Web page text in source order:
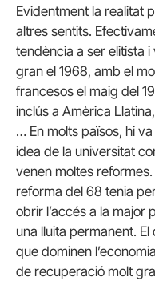
Evidentment la realitat
altres sentits.
tendència a ser elitista
gran el 1968, amb el
francesos el maig del
inclús a Amèrica
… En molts països, hi
idea de la universitat
venen moltes
reforma del 68 tenia
obrir l’accés a la major
una lluita permanent.
que dominen
de recuperació molt